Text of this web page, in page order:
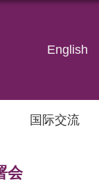
English
国际交流
会